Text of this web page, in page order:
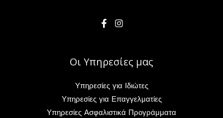
Οι Υπηρεσίες μας
Υπηρεσίες για Ιδιώτες
Υπηρεσίες για Επαγγελματίες
Υπηρεσίες Ασφαλιστικά Προγράμματα